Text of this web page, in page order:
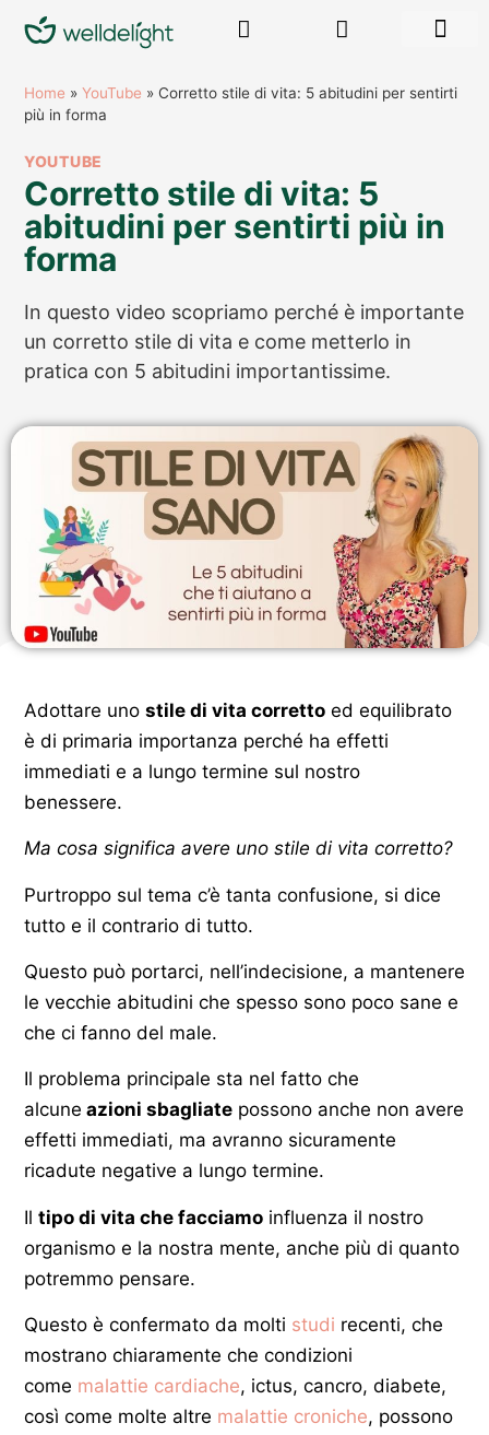
Home » YouTube » Corretto stile di vita: 5 abitudini per sentirti
più in forma
YOUTUBE
Corretto stile di vita: 5
abitudini per sentirti più in
forma
In questo video scopriamo perché è importante
un corretto stile di vita e come metterlo in
pratica con 5 abitudini importantissime.
Adottare uno stile di vita corretto ed equilibrato
è di primaria importanza perché ha effetti
immediati e a lungo termine sul nostro
benessere.
Ma cosa significa avere uno stile di vita corretto?
Purtroppo sul tema c’è tanta confusione, si dice
tutto e il contrario di tutto.
Questo può portarci, nell’indecisione, a mantenere
le vecchie abitudini che spesso sono poco sane e
che ci fanno del male.
Il problema principale sta nel fatto che
alcune azioni sbagliate possono anche non avere
effetti immediati, ma avranno sicuramente
ricadute negative a lungo termine.
Il tipo di vita che facciamo influenza il nostro
organismo e la nostra mente, anche più di quanto
potremmo pensare.
Questo è confermato da molti studi recenti, che
mostrano chiaramente che condizioni
come malattie cardiache, ictus, cancro, diabete,
così come molte altre malattie croniche, possono